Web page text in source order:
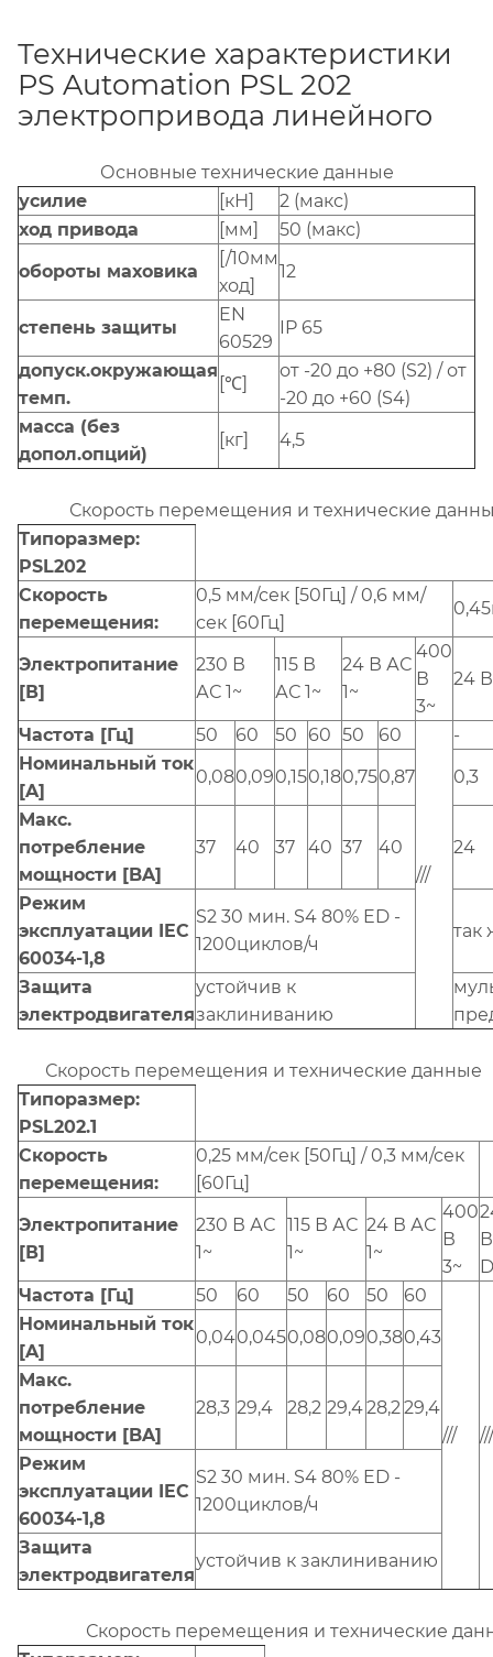
Технические характеристики
PS Automation PSL 202
электропривода линейного
Основные технические данные
усилие
[кН]
2 (макс)
ход привода
[мм]
50 (макс)
обороты маховика
[/10мм
ход]
12
степень защиты
EN
60529
IP 65
допуск.окружающая
темп.
[℃]
от -20 до +80 (S2) / от
-20 до +60 (S4)
масса (без
допол.опций)
[кг] 4,5
Скорость перемещения и технические
Типоразмер:
PSL202
Скорость
перемещения:
0,5 мм/сек [50Гц] / 0,6 мм/
сек [60Гц]
Электропитание
[В]
230 В
АС 1~
115 В
АС 1~
24 В АС
1~
400
В
3~
24
Частота [Гц] 50 60 50 60 50 60
///
-
Номинальный ток
[A]
0,080,090,150,180,750,87 0,3
Макс.
потребление
мощности [BA]
37 40 37 40 37 40 24
Режим
эксплуатации IEC
60034-1,8
S2 30 мин. S4 80% ED -
1200циклов/ч
так
Защита
электродвигателя
устойчив к
заклиниванию
Скорость перемещения и технические данные
Типоразмер:
PSL202.1
Скорость
перемещения:
0,25 мм/сек [50Гц] / 0,3 мм/сек
[60Гц]
Электропитание
[В]
230 В АС
1~
115 В АС
1~
24 В АС
1~
400
В
3~
В
Частота [Гц]
50 60 50 60 50 60
/// ///
Номинальный ток
[A]
0,040,0450,080,090,380,43
Макс.
потребление
мощности [BA]
28,3 29,4 28,2 29,428,229,4
Режим
эксплуатации IEC
60034-1,8
S2 30 мин. S4 80% ED -
1200циклов/ч
Защита
электродвигателя
устойчив к заклиниванию
Скорость перемещения и технические